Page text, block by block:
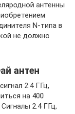
антенны
N-типа в
не должно
антен
2.4 ГГц,
на 400
2.4 ГГц,